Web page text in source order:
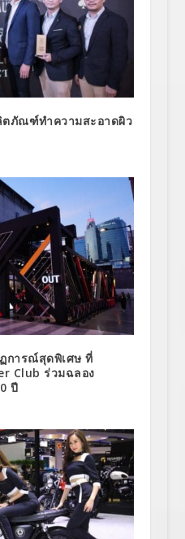
ตภัณฑ์ทำความสะอาดผิว
การณ์สุดพิเศษ ที่
Club ร่วมฉลอง
ปี